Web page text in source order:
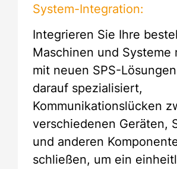
System-Integration:
Integrieren Sie Ihre
Maschinen und Systeme
mit neuen SPS-
darauf spezialisiert,
Kommunikationslücken
verschiedenen Geräten,
und anderen
schließen, um ein